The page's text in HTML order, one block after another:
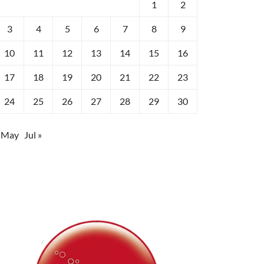
1 2
3 4 5 6 7 8 9
10 11 12 13 14 15 16
17 18 19 20 21 22 23
24 25 26 27 28 29 30
May Jul »